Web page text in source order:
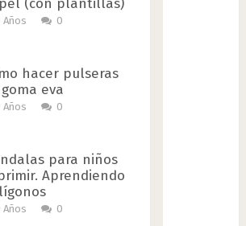
(con plantillas)
Años 0
hacer pulseras
eva
Años 0
para niños
Aprendiendo
Años 0